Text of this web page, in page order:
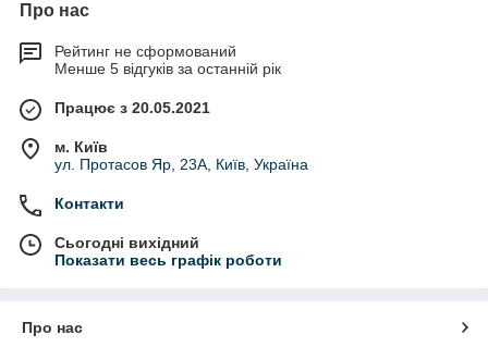
Про нас
Рейтинг не сформований
Менше 5 відгуків за останній рік
Працює з 20.05.2021
м. Київ
ул. Протасов Яр, 23А, Київ, Україна
Контакти
Сьогодні вихідний
Показати весь графік роботи
Про нас